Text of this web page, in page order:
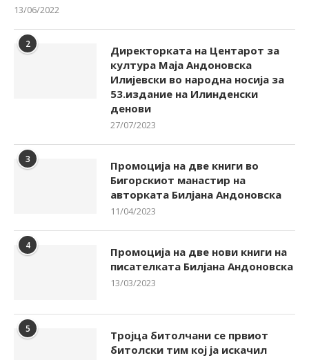
13/06/2022
2
Директорката на Центарот за
култура Маја Андоновска
Илијевски во народна носија за
53.издание на Илинденски
денови
27/07/2023
3
Промоција на две книги во
Бигорскиот манастир на
авторката Билјана Андоновска
11/04/2023
4
Промоција на две нови книги на
писателката Билјана Андоновска
13/03/2023
5
Тројца битолчани се првиот
битолски тим кој ја искачил